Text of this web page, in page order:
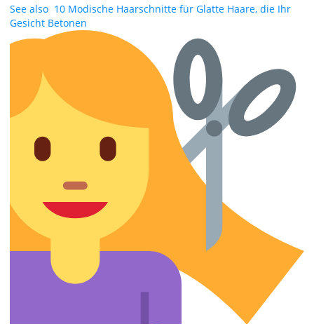
See also 10 Modische Haarschnitte für Glatte Haare, die Ihr
Gesicht Betonen